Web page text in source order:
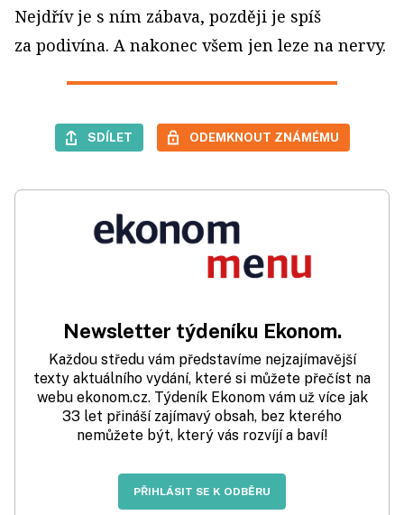
Nejdřív je s ním zábava, později je spíš
za podivína. A nakonec všem jen leze na nervy.
SDÍLET ODEMKNOUT ZNÁMÉMU
Newsletter týdeníku Ekonom.
Každou středu vám představíme nejzajímavější
texty aktuálního vydání, které si můžete přečíst na
webu ekonom.cz. Týdeník Ekonom vám už více jak
33 let přináší zajímavý obsah, bez kterého
nemůžete být, který vás rozvíjí a baví!
PŘIHLÁSIT SE K ODBĚRU